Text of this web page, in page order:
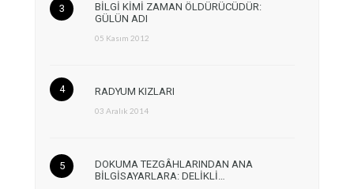
BİLGİ KİMİ ZAMAN ÖLDÜRÜCÜDÜR:
GÜLÜN ADI
05 Kasım 2012
RADYUM KIZLARI
03 Aralık 2014
DOKUMA TEZGÂHLARINDAN ANA
BİLGİSAYARLARA: DELİKLİ…